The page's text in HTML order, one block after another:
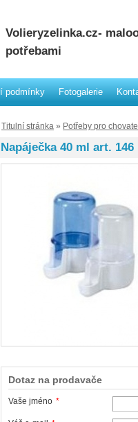
Volieryzelinka.cz-
potřebami
podmínky Fotogalerie
Titulní stránka » Potřeby pro
Napáječka 40 ml art. 146
Dotaz na prodavače
Vaše jméno *